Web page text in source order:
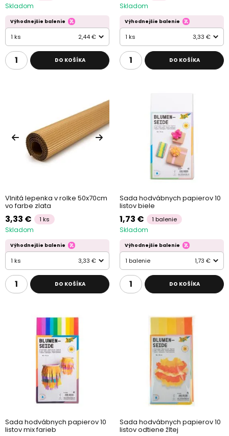
Skladom
Výhodnejšie balenie
1 ks 2,44 €
DO KOŠÍKA
Skladom
Výhodnejšie balenie
1 ks 3,33 €
DO KOŠÍKA
Vlnitá lepenka v rolke 50x70cm
vo farbe zlata
3,33 € 1 ks
Skladom
Výhodnejšie balenie
1 ks 3,33 €
DO KOŠÍKA
Sada hodvábnych papierov 10
listov biele
1,73 € 1 balenie
Skladom
Výhodnejšie balenie
1 balenie 1,73 €
DO KOŠÍKA
Sada hodvábnych papierov 10
listov mix farieb
Sada hodvábnych papierov 10
listov odtiene žltej